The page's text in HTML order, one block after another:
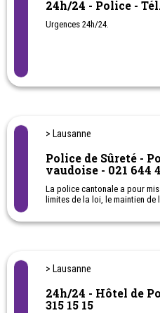
24h/24 - Police -
Urgences 24h/24.
> Lausanne
Police de Sûreté -
vaudoise - 021 644
La police cantonale a pour
limites de la loi, le maintien
En outre, elle :
prévention criminelle dans la
limites de la loi.
- Division des mœurs pour le
> Lausanne
24h/24 - Hôtel de
315 15 15